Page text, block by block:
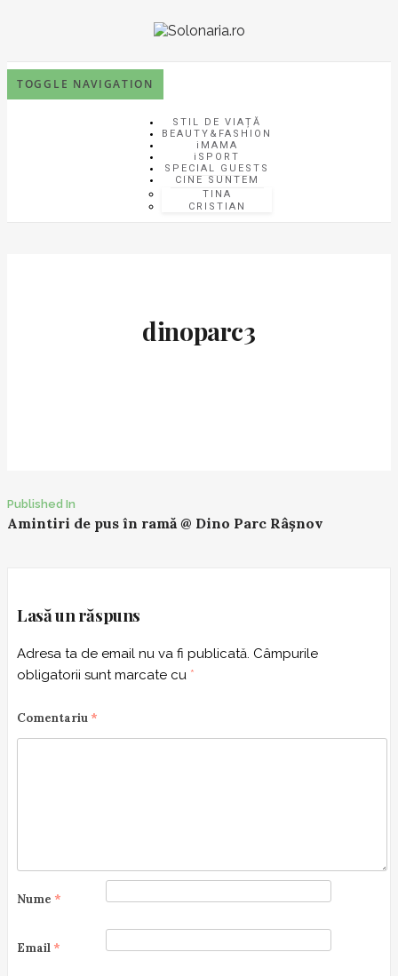
TOGGLE NAVIGATION
STIL DE VIAȚĂ
BEAUTY&FASHION
iMAMA
iSPORT
SPECIAL GUESTS
CINE SUNTEM
TINA
CRISTIAN
dinoparc3
P
n
Published In
Amintiri de pus în ramă @ Dino Parc Râșnov
Lasă un răspuns
Adresa ta de email nu va fi publicată. Câmpurile
obligatorii sunt marcate cu *
Comentariu *
Nume *
Email *